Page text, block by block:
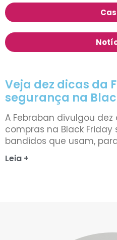
Veja dez dicas da
segurança na
A Febraban divulgou
compras na Black
bandidos que usam,
Leia +